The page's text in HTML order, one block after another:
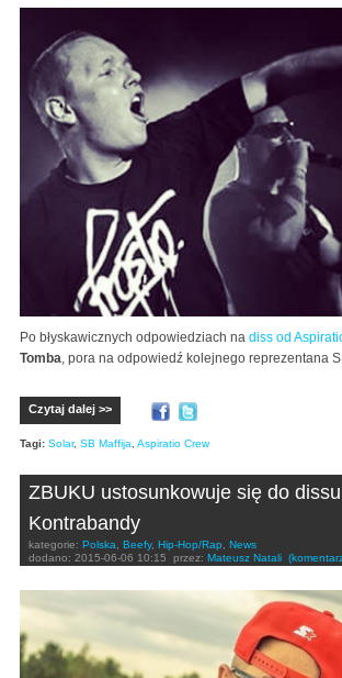
Po błyskawicznych odpowiedziach na diss od
Tomba, pora na odpowiedź kolejnego reprezentana
Czytaj dalej >>
Tagi: Solar, SB Maffija, Aspiratio Crew
ZBUKU ustosunkowuje się do dissu
Kontrabandy
kategorie: Polska, Beefy, Hip-Hop/Rap, News
dodano: 2015-06-06 10:15 przez: Mateusz Natali